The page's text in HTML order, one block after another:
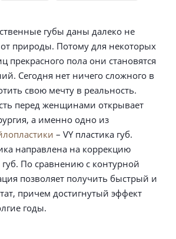
губы даны далеко не
природы. Потому для некоторых
прекрасного пола они становятся
Сегодня нет ничего сложного в
свою мечту в реальность.
перед женщинами открывает
а именно одно из
– VY пластика губ.
направлена на коррекцию
По сравнению с контурной
позволяет получить быстрый и
причем достигнутый эффект
годы.